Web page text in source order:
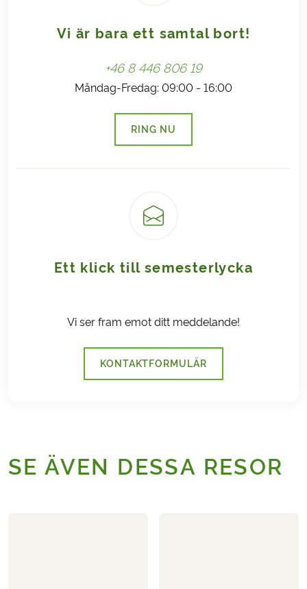
Vi är bara ett samtal bort!
+46 8 446 806 19
Måndag-Fredag: 09:00 - 16:00
RING NU(LÄNKEN ÖPPNAS I EN NY
Ett klick till semesterlycka
Vi ser fram emot ditt meddelande!
KONTAKTFORMULÄR
SE ÄVEN DESSA RESOR